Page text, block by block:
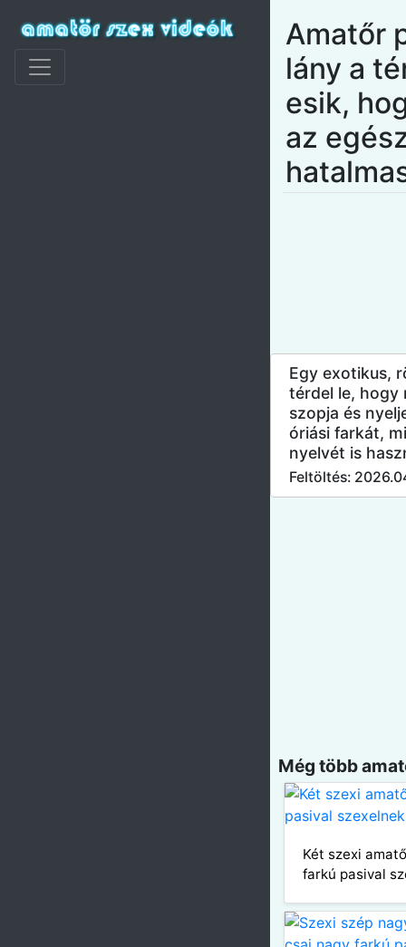
Amatőr
lány a
esik,
az
Egy exotikus,
térdel le, hogy
szopja és
óriási farkát,
nyelvét is
Feltöltés:
Még több
Két szexi
farkú pasival